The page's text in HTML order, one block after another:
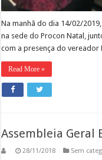
Na manhã do dia 14/02/
na sede do Procon Natal,
com a presença do vereador
Read More »
Assembleia Geral
28/11/2018 Sem